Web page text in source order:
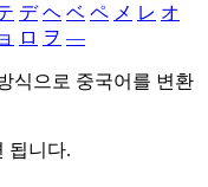
デ ヘ ベ ペ メ レ オ
ョ ロ ヲ ―
식으로 중국어를 변환
됩니다.